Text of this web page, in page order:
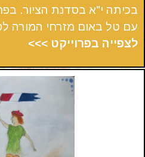
בכיתה י"א בסדנת הציור.
עם טל באום מזרחי המורה
לצפייה בפרוייקט >>>